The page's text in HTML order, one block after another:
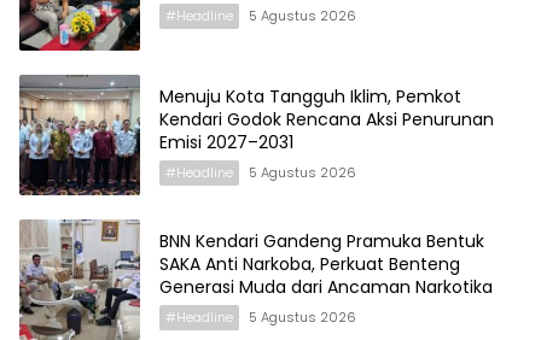
#Headline 5 Agustus 2026
Menuju Kota Tangguh Iklim, Pemkot
Kendari Godok Rencana Aksi Penurunan
Emisi 2027–2031
#Headline 5 Agustus 2026
BNN Kendari Gandeng Pramuka Bentuk
SAKA Anti Narkoba, Perkuat Benteng
Generasi Muda dari Ancaman Narkotika
#Headline 5 Agustus 2026